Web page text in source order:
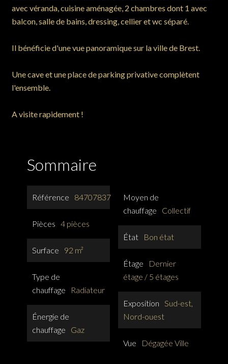
avec véranda, cuisine aménagée, 2 chambres dont 1 avec
balcon, salle de bains, dressing, cellier et wc séparé.
Il bénéficie d'une vue panoramique sur la ville de Brest.
Une cave et une place de parking privative complètent
l'ensemble.
A visite rapidement !
Sommaire
Référence 84707837
Pièces 4 pièces
Surface 92 m²
Type de
chauffage
Radiateur
Énergie de
chauffage
Gaz
Moyen de
chauffage
Collectif
État Bon état
Étage
Dernier
étage / 5 étages
Exposition Sud-est,
Nord-ouest
Vue Dégagée Ville